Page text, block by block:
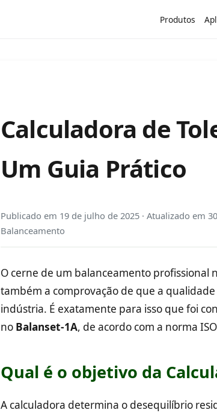
Produtos
Calculadora de
Um Guia Prático
Publicado em 19 de julho de 2025 · Atualizado em
Balanceamento
O cerne de um balanceamento profissional
também a comprovação de que a
indústria. É exatamente para isso que foi
no Balanset-1A, de acordo com a norma
Qual é o objetivo da
A calculadora determina o desequilíbrio